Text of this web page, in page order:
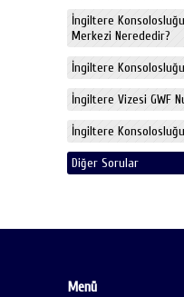
İngiltere
Merkezi Nerededir?
İngiltere
İngiltere Vizesi GWF
İngiltere
Diğer Sorular
Menü